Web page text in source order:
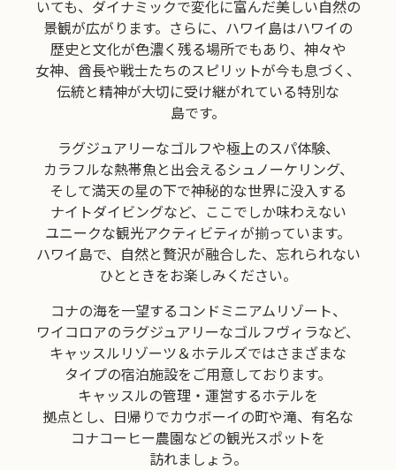
いても、 ダイナミックで変化に富んだ美しい自然の
景観が広がります。 さらに、 ハワイ島はハワイの
歴史と文化が色濃く残る場所でもあり、 神々や
女神、 酋長や戦士たちのスピリットが今も息づく、
伝統と精神が大切に受け継がれている特別な
島です。
ラグジュアリーなゴルフや極上のスパ体験、
カラフルな熱帯魚と出会えるシュノーケリング、
そして満天の星の下で神秘的な世界に没入する
ナイトダイビングなど、 ここでしか味わえない
ユニークな観光アクティビティが揃っています。
ハワイ島で、 自然と贅沢が融合した、 忘れられない
ひとときをお楽しみください。
コナの海を一望するコンドミニアムリゾート、
ワイコロアのラグジュアリーなゴルフヴィラなど、
キャッスルリゾーツ＆ホテルズではさまざまな
タイプの宿泊施設を ご用意しております。
キャッスルの管理・ 運営するホテルを
拠点とし、日帰りでカウボーイの町や滝、 有名な
コナコーヒー農園などの観光スポットを
訪れましょう。